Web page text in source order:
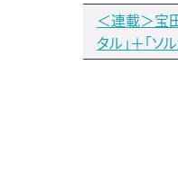
＜連載＞宝
タル」＋「ソ